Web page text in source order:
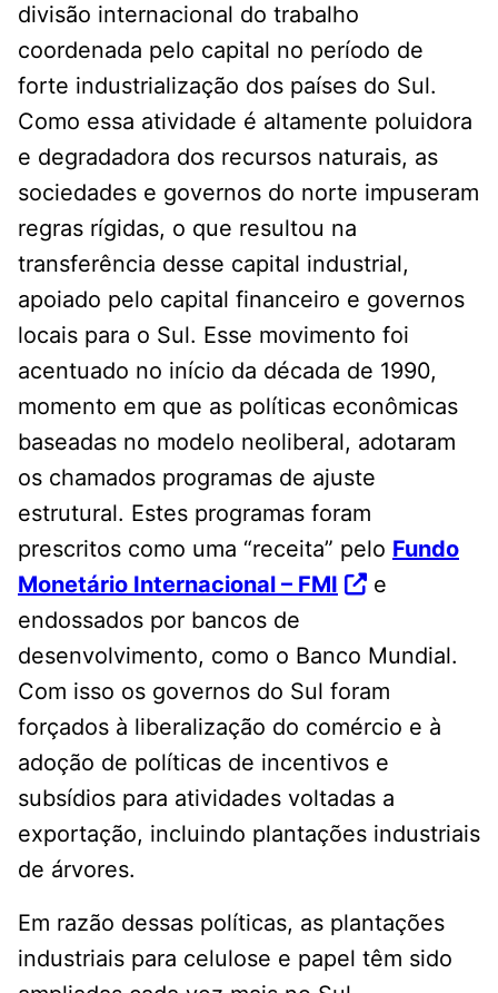
divisão internacional do trabalho
coordenada pelo capital no período de
forte industrialização dos países do Sul.
Como essa atividade é altamente poluidora
e degradadora dos recursos naturais, as
sociedades e governos do norte impuseram
regras rígidas, o que resultou na
transferência desse capital industrial,
apoiado pelo capital financeiro e governos
locais para o Sul. Esse movimento foi
acentuado no início da década de 1990,
momento em que as políticas econômicas
baseadas no modelo neoliberal, adotaram
os chamados programas de ajuste
estrutural. Estes programas foram
prescritos como uma “receita” pelo Fundo
Monetário Internacional – FMI
e
endossados por bancos de
desenvolvimento, como o Banco Mundial.
Com isso os governos do Sul foram
forçados à liberalização do comércio e à
adoção de políticas de incentivos e
subsídios para atividades voltadas a
exportação, incluindo plantações industriais
de árvores.
Em razão dessas políticas, as plantações
industriais para celulose e papel têm sido